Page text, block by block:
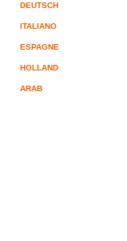
DEUTSCH
ITALIANO
ESPAGNE
HOLLAND
ARAB